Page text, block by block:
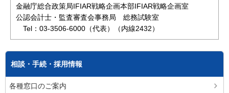
金融庁総合政策局IFIAR戦略企画本部IFIAR戦略企画室
公認会計士・監査審査会事務局 総務試験室
Tel：03-3506-6000（代表）（内線2432）
相談・手続・採用情報
各種窓口のご案内